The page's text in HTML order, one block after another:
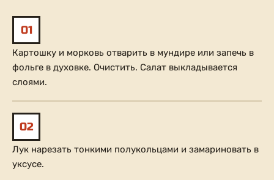
01
Картошку и морковь отварить в мундире или запечь в
фольге в духовке. Очистить. Салат выкладывается
слоями.
02
Лук нарезать тонкими полукольцами и замариновать в
уксусе.